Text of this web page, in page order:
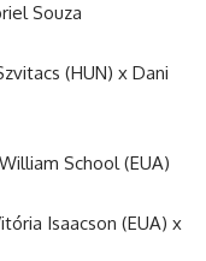
Souza
(HUN) x Dani
School (EUA)
Isaacson (EUA) x